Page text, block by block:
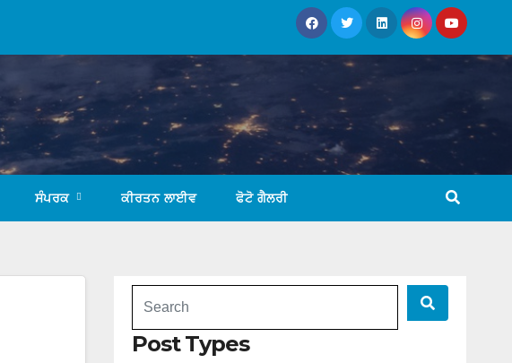
ਸੰਪਰਕ ਕੀਰਤਨ ਲਾਈਵ ਫੋਟੋ ਗੈਲਰੀ
Post Types